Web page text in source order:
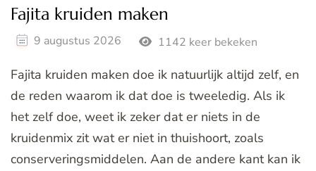
Fajita kruiden maken
9 augustus 2026 1142 keer bekeken
Fajita kruiden maken doe ik natuurlijk altijd zelf, en
de reden waarom ik dat doe is tweeledig. Als ik
het zelf doe, weet ik zeker dat er niets in de
kruidenmix zit wat er niet in thuishoort, zoals
conserveringsmiddelen. Aan de andere kant kan ik